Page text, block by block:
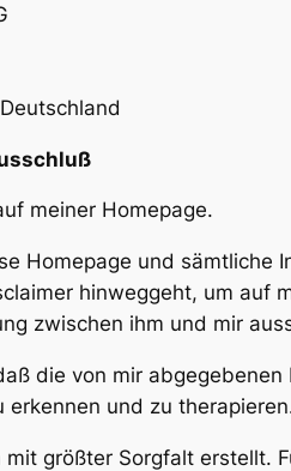
meiner Homepage.
Homepage und
hinweggeht, um auf
zwischen ihm und mir
die von mir
und zu
größter Sorgfalt erstellt.